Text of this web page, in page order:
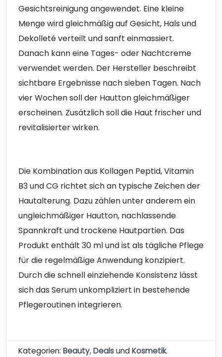
Gesichtsreinigung angewendet. Eine kleine
Menge wird gleichmäßig auf Gesicht, Hals und
Dekolleté verteilt und sanft einmassiert.
Danach kann eine Tages- oder Nachtcreme
verwendet werden. Der Hersteller beschreibt
sichtbare Ergebnisse nach sieben Tagen. Nach
vier Wochen soll der Hautton gleichmäßiger
erscheinen. Zusätzlich soll die Haut frischer und
revitalisierter wirken.
Die Kombination aus Kollagen Peptid, Vitamin
B3 und CG richtet sich an typische Zeichen der
Hautalterung. Dazu zählen unter anderem ein
ungleichmäßiger Hautton, nachlassende
Spannkraft und trockene Hautpartien. Das
Produkt enthält 30 ml und ist als tägliche Pflege
für die regelmäßige Anwendung konzipiert.
Durch die schnell einziehende Konsistenz lässt
sich das Serum unkompliziert in bestehende
Pflegeroutinen integrieren.
Kategorien: Beauty,DealsundKosmetik.